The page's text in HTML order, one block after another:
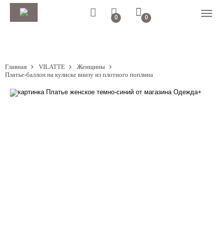
0 0
Главная VILATTE
Женщины
Платье-баллон на кулиске внизу из плотного поплина